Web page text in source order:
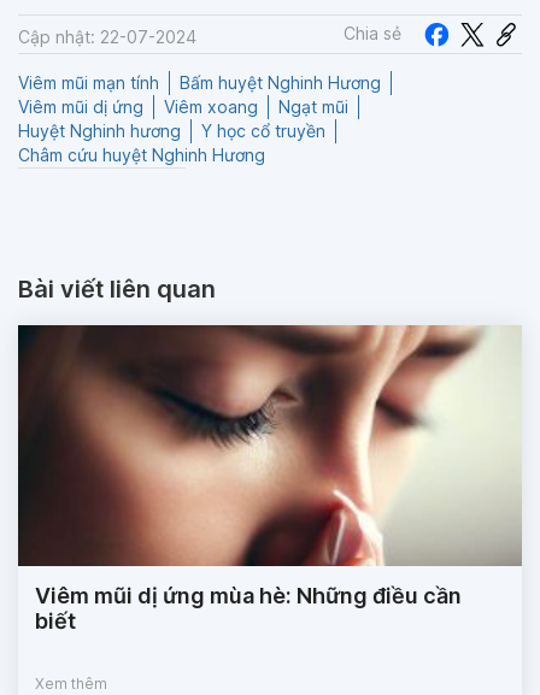
Cập nhật: 22-07-2024 Chia sẻ
Viêm mũi mạn tính
Bấm huyệt Nghinh Hương
Viêm mũi dị ứng
Viêm xoang
Ngạt mũi
Huyệt Nghinh hương
Y học cổ truyền
Châm cứu huyệt Nghinh Hương
Bài viết liên quan
Viêm mũi dị ứng mùa hè: Những điều cần
biết
Xem thêm